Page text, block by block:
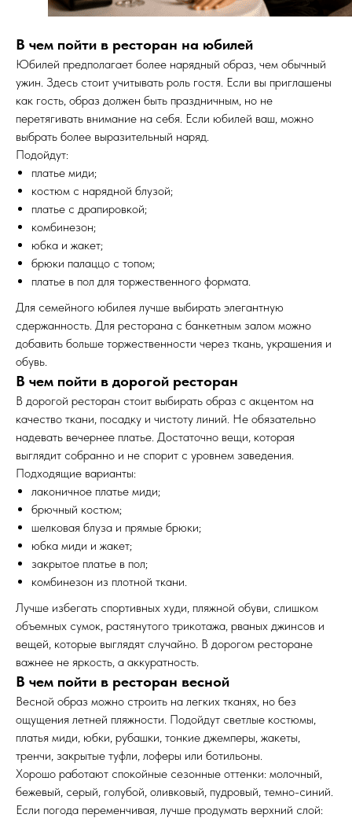
В чем пойти в ресторан на юбилей
Юбилей предполагает более нарядный образ, чем обычный
ужин. Здесь стоит учитывать роль гостя. Если вы приглашены
как гость, образ должен быть праздничным, но не
перетягивать внимание на себя. Если юбилей ваш, можно
выбрать более выразительный наряд.
Подойдут:
платье миди;
костюм с нарядной блузой;
платье с драпировкой;
комбинезон;
юбка и жакет;
брюки палаццо с топом;
платье в пол для торжественного формата.
Для семейного юбилея лучше выбирать элегантную
сдержанность. Для ресторана с банкетным залом можно
добавить больше торжественности через ткань, украшения и
обувь.
В чем пойти в дорогой ресторан
В дорогой ресторан стоит выбирать образ с акцентом на
качество ткани, посадку и чистоту линий. Не обязательно
надевать вечернее платье. Достаточно вещи, которая
выглядит собранно и не спорит с уровнем заведения.
Подходящие варианты:
лаконичное платье миди;
брючный костюм;
шелковая блуза и прямые брюки;
юбка миди и жакет;
закрытое платье в пол;
комбинезон из плотной ткани.
Лучше избегать спортивных худи, пляжной обуви, слишком
объемных сумок, растянутого трикотажа, рваных джинсов и
вещей, которые выглядят случайно. В дорогом ресторане
важнее не яркость, а аккуратность.
В чем пойти в ресторан весной
Весной образ можно строить на легких тканях, но без
ощущения летней пляжности. Подойдут светлые костюмы,
платья миди, юбки, рубашки, тонкие джемперы, жакеты,
тренчи, закрытые туфли, лоферы или ботильоны.
Хорошо работают спокойные сезонные оттенки: молочный,
бежевый, серый, голубой, оливковый, пудровый, темно-синий.
Если погода переменчивая, лучше продумать верхний слой: